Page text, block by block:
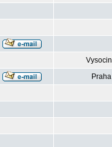
Praha